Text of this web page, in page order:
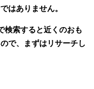
はありません。
検索すると近くのおも
で、まずはリサーチし